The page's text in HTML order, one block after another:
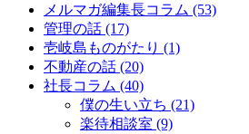
メルマガ編集長コラム (53)
管理の話 (17)
壱岐島ものがたり (1)
不動産の話 (20)
社長コラム (40)
僕の生い立ち (21)
楽待相談室 (9)